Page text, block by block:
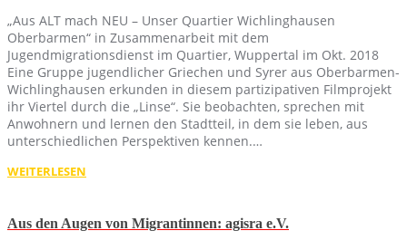
„Aus ALT mach NEU – Unser Quartier Wichlinghausen
Oberbarmen“ in Zusammenarbeit mit dem
Jugendmigrationsdienst im Quartier, Wuppertal im Okt. 2018
Eine Gruppe jugendlicher Griechen und Syrer aus Oberbarmen-
Wichlinghausen erkunden in diesem partizipativen Filmprojekt
ihr Viertel durch die „Linse“. Sie beobachten, sprechen mit
Anwohnern und lernen den Stadtteil, in dem sie leben, aus
unterschiedlichen Perspektiven kennen.…
WEITERLESEN
Aus den Augen von Migrantinnen: agisra e.V.